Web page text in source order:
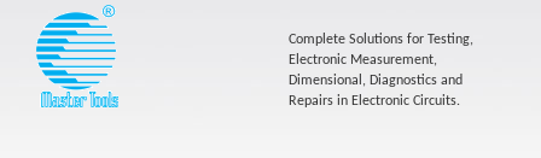
Complete Solutions for Testing,
Electronic Measurement,
Dimensional, Diagnostics and
Repairs in Electronic Circuits.